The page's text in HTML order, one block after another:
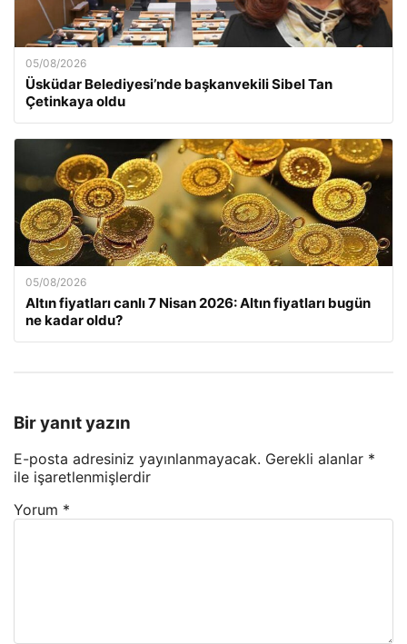
05/08/2026
Üsküdar Belediyesi’nde başkanvekili Sibel Tan
Çetinkaya oldu
05/08/2026
Altın fiyatları canlı 7 Nisan 2026: Altın fiyatları bugün
ne kadar oldu?
Bir yanıt yazın
E-posta adresiniz yayınlanmayacak. Gerekli alanlar *
ile işaretlenmişlerdir
Yorum *